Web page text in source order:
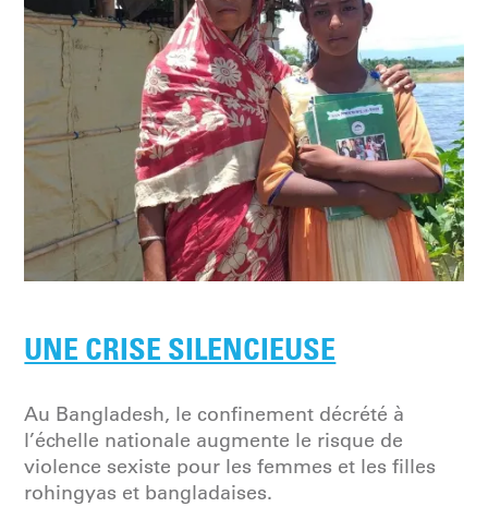
UNE CRISE SILENCIEUSE
Au Bangladesh, le confinement décrété à
l’échelle nationale augmente le risque de
violence sexiste pour les femmes et les filles
rohingyas et bangladaises.